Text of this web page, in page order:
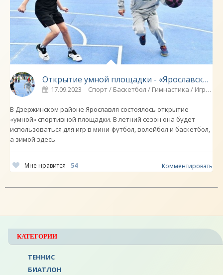
Открытие умной площадки - «Ярославский спорт»
17.09.2023 Спорт / Баскетбол / Гимнастика / Игровые виды спорта / ВОЛЕЙБОЛ / Видео новости / Новости разное
В Дзержинском районе Ярославля состоялось открытие
«умной» спортивной площадки. В летний сезон она будет
использоваться для игр в мини-футбол, волейбол и баскетбол,
а зимой здесь
Мне нравится 54 Комментировать
КАТЕГОРИИ
ТЕННИС
БИАТЛОН